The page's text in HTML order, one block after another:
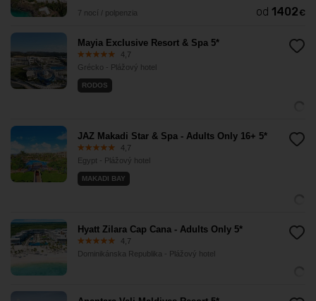
7 nocí / polpenzia od 1402 €
Mayia Exclusive Resort & Spa 5*
4,7
Grécko - Plážový hotel
RODOS
JAZ Makadi Star & Spa - Adults Only 16+ 5*
4,7
Egypt - Plážový hotel
MAKADI BAY
Hyatt Zilara Cap Cana - Adults Only 5*
4,7
Dominikánska Republika - Plážový hotel